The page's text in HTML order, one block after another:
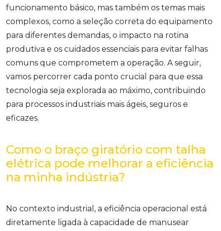
funcionamento básico, mas também os temas mais
complexos, como a seleção correta do equipamento
para diferentes demandas, o impacto na rotina
produtiva e os cuidados essenciais para evitar falhas
comuns que comprometem a operação. A seguir,
vamos percorrer cada ponto crucial para que essa
tecnologia seja explorada ao máximo, contribuindo
para processos industriais mais ágeis, seguros e
eficazes.
Como o braço giratório com talha
elétrica pode melhorar a eficiência
na minha indústria?
No contexto industrial, a eficiência operacional está
diretamente ligada à capacidade de manusear